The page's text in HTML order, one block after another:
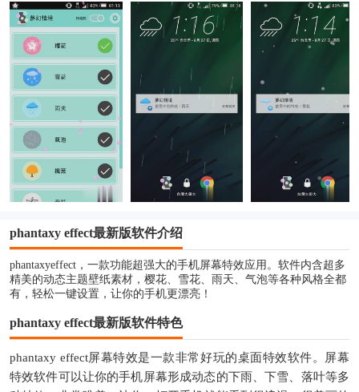
phantaxy effect最新版软件介绍
phantaxyeffect，一款功能超强大的手机屏幕特效应用。软件内含超多
精美的动态主题壁纸素材，樱花、雪花、雨天、气泡等各种风格全都
有，轻松一键设置，让你的手机更漂亮！
phantaxy effect最新版软件特色
phantaxy effect屏幕特效是一款非常好玩的桌面特效软件。屏幕
特效软件可以让你的手机屏幕形成动态的下雨、下雪、落叶等多